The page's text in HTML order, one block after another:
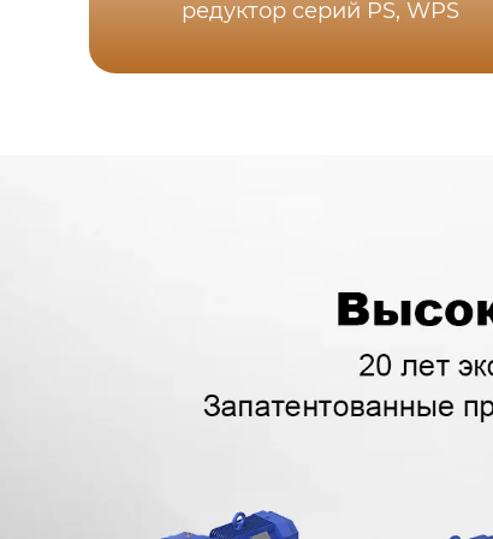
редуктор серий PS, WPS